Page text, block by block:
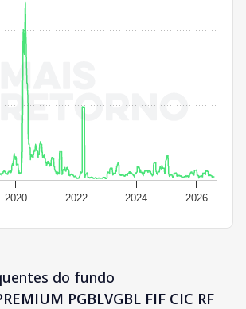
2020 2022 2024 2026
do fundo
PGBLVGBL FIF CIC RF